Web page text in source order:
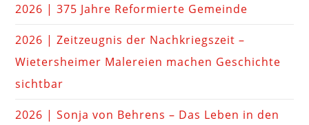
2026 | 375 Jahre Reformierte Gemeinde
2026 | Zeitzeugnis der Nachkriegszeit –
Wietersheimer Malereien machen Geschichte
sichtbar
2026 | Sonja von Behrens – Das Leben in den